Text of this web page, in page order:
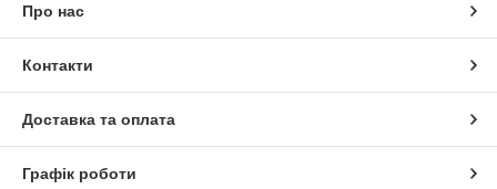
Про нас
Контакти
Доставка та оплата
Графік роботи